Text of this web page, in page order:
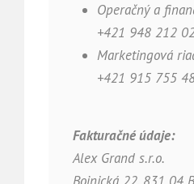
Operačný a
+421 948 212
Marketingová
+421 915 755
Fakturačné údaje:
Alex Grand s.r.o.